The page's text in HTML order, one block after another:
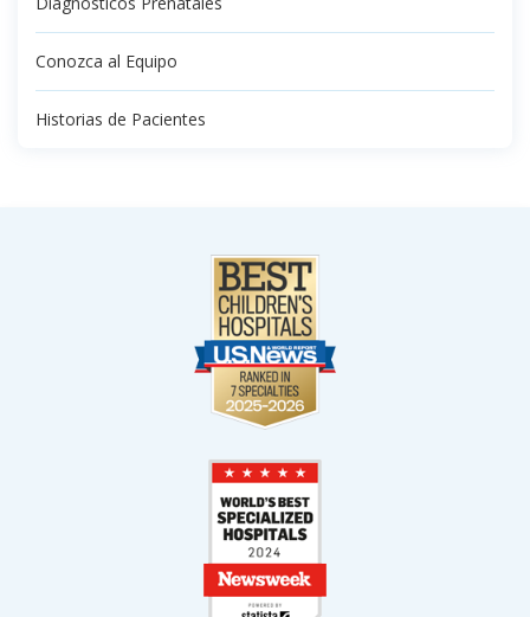
Conozca al Equipo
Historias de Pacientes